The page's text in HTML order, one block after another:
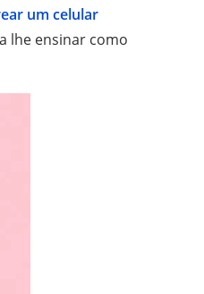
um celular
lhe ensinar como